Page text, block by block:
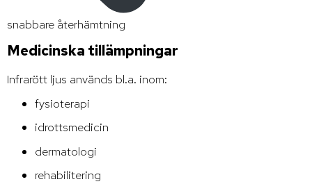
snabbare återhämtning
Medicinska tillämpningar
Infrarött ljus används bl.a. inom:
fysioterapi
idrottsmedicin
dermatologi
rehabilitering